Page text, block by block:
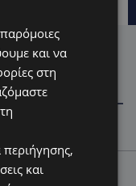
μόνο ένας αριθμός –
η πραγματική μας
και να
στη
περιήγησης,
και